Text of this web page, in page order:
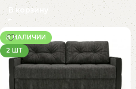
В корзину
В НАЛИЧИИ
2 ШТ